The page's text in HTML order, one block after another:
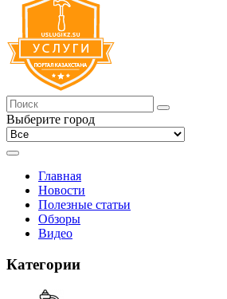
Выберите город
Главная
Новости
Полезные статьи
Обзоры
Видео
Категории